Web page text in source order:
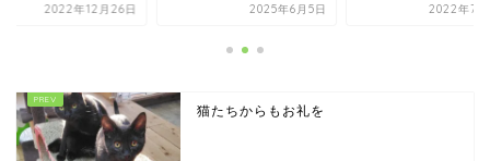
2022年7月22日
猫たちからもお礼を